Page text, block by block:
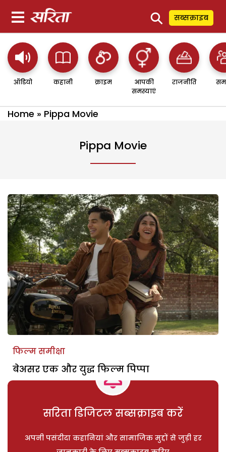
⚲ सब्सक्राइब
ऑडियो कहानी क्राइम
आपकी
समस्याएं
राजनीति
Home » Pippa Movie
Pippa Movie
फिल्म समीक्षा
बेअसर एक और युद्ध फिल्म पिप्पा
सरिता डिजिटल सब्सक्राइब करें
अपनी पसंदीदा कहानियां और सामाजिक मुद्दों से जुड़ी हर